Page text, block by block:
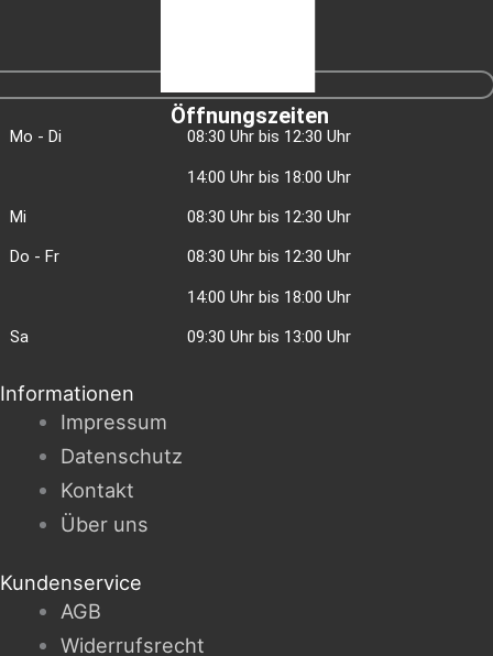
Öffnungszeiten
Mo - Di 08:30 Uhr bis 12:30 Uhr
14:00 Uhr bis 18:00 Uhr
Mi 08:30 Uhr bis 12:30 Uhr
Do - Fr 08:30 Uhr bis 12:30 Uhr
14:00 Uhr bis 18:00 Uhr
Sa 09:30 Uhr bis 13:00 Uhr
Informationen
Impressum
Datenschutz
Kontakt
Über uns
Kundenservice
AGB
Widerrufsrecht